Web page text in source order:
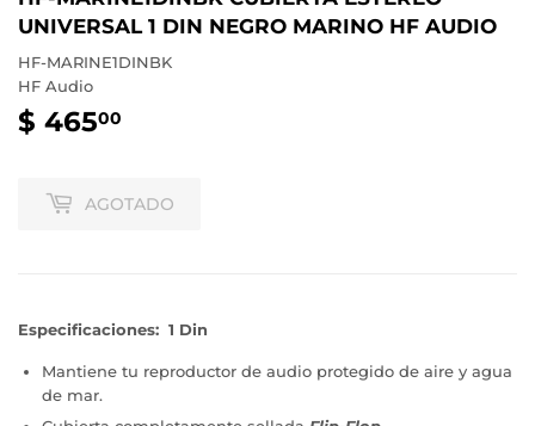
UNIVERSAL 1 DIN NEGRO MARINO HF AUDIO
HF-MARINE1DINBK
HF Audio
$ 46500
AGOTADO
Especificaciones: 1 Din
Mantiene tu reproductor de audio protegido de aire y agua
de mar.